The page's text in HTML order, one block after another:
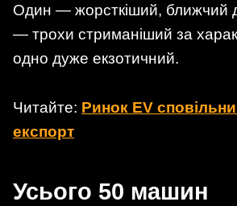
Один — жорсткіший, ближчий
— трохи стриманіший за
одно дуже екзотичний.
Читайте: Ринок EV
експорт
Усього 50 машин